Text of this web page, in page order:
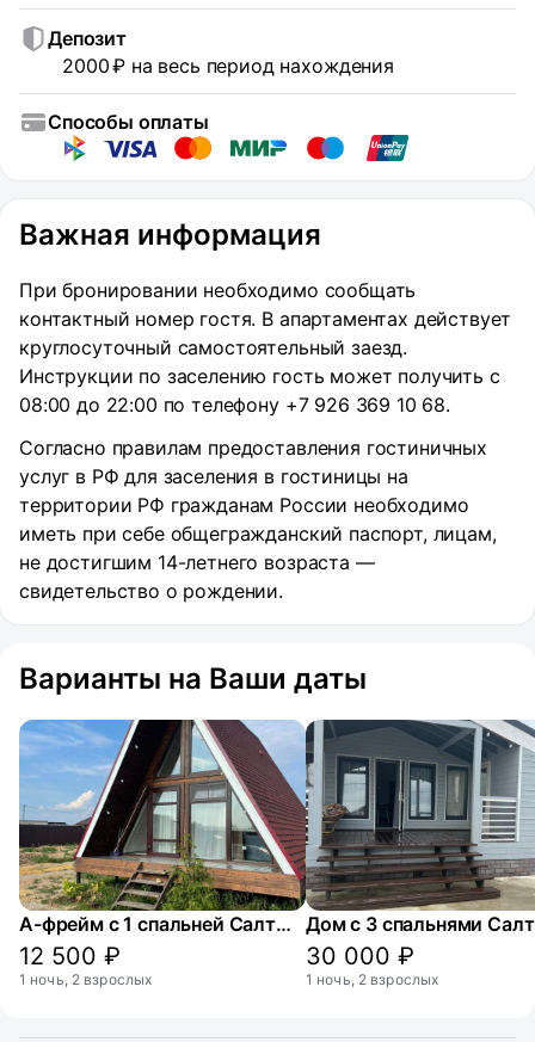
Депозит
2000 ₽ на весь период нахождения
Способы оплаты
Важная информация
При бронировании необходимо сообщать
контактный номер гостя. В апартаментах действует
круглосуточный самостоятельный заезд.
Инструкции по заселению гость может получить с
08:00 до 22:00 по телефону +7 926 369 10 68.
Согласно правилам предоставления гостиничных
услуг в РФ для заселения в гостиницы на
территории РФ гражданам России необходимо
иметь при себе общегражданский паспорт, лицам,
не достигшим 14-летнего возраста —
свидетельство о рождении.
Варианты на Ваши даты
А-фрейм с 1 спальней Салтыковские бани - Мир пара
12 500 ₽
1 ночь, 2 взрослых
30 000 ₽
1 ночь, 2 взрослых